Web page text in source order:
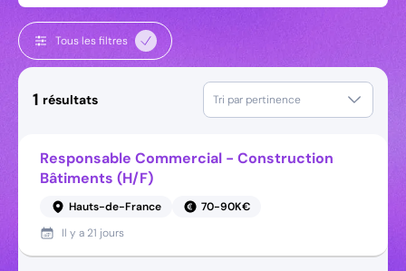
Tous les filtres
1 résultats Tri par pertinence
Responsable Commercial - Construction
Bâtiments (H/F)
Hauts-de-France
70-90K€
Il y a 21 jours